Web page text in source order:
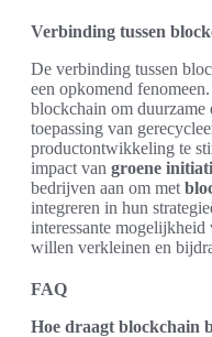
Verbinding tussen
De verbinding tussen
een opkomend
blockchain om duurzame
toepassing van
productontwikkeling te
impact van groene
bedrijven aan om met
integreren in hun
interessante
willen verkleinen en
FAQ
Hoe draagt blockchain